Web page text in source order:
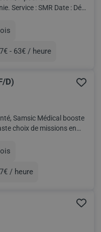
Dés
logement et transport
- 63€ / heure
D)
Samsic Médical booste
choix de missions en
et vos envies!
/ heure